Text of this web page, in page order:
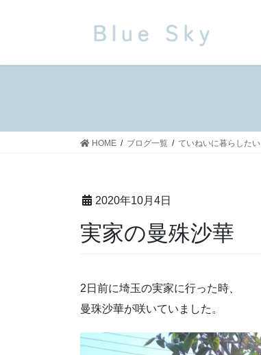
HOME ブログ一覧 ていねいに暮らしたい
2020年10月4日
実家の曼殊沙華
2日前に埼玉の実家に行った時、
曼珠沙華が咲いていました。